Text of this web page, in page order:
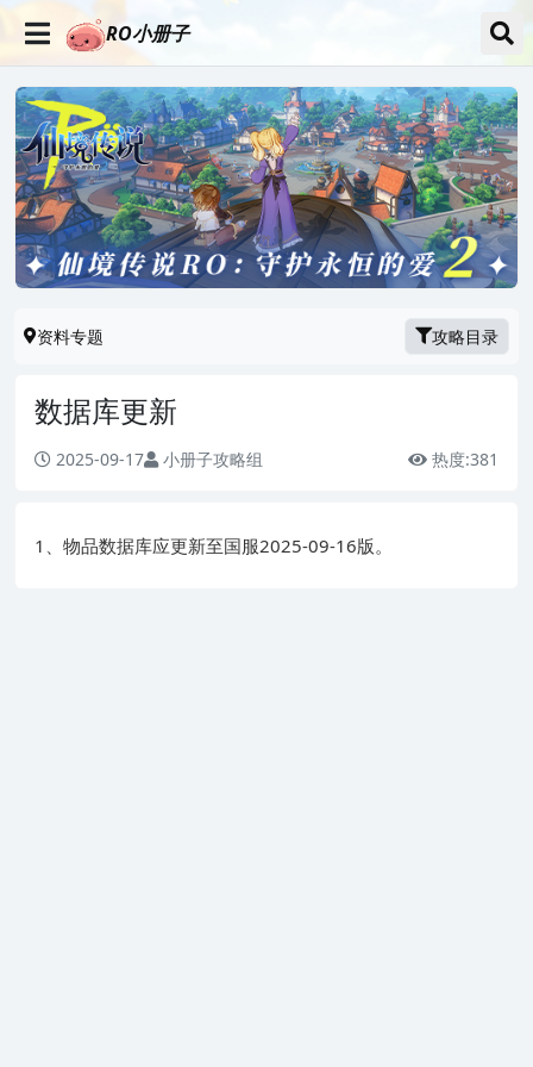
RO小册子
资料专题 攻略目录
数据库更新
2025-09-17 小册子攻略组 热度:381
1、物品数据库应更新至国服2025-09-16版。